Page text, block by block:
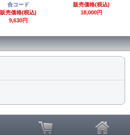
合コード
販売価格(税込)
9,630円
販売価格(税込)
18,000円